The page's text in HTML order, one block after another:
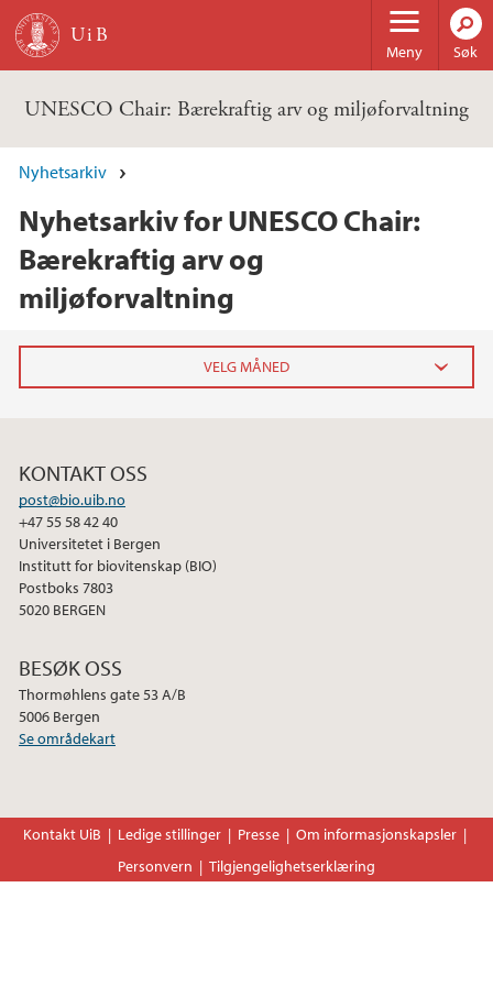
Hopp til hovedinnhold
Meny Søk
UNESCO Chair: Bærekraftig arv og miljøforvaltning
Nyhetsarkiv
Nyhetsarkiv for UNESCO Chair:
Bærekraftig arv og
miljøforvaltning
KONTAKT OSS
post@bio.uib.no
+47 55 58 42 40
Universitetet i Bergen
Institutt for biovitenskap (BIO)
Postboks 7803
5020 BERGEN
BESØK OSS
Thormøhlens gate 53 A/B
5006 Bergen
Se områdekart
Kontakt UiB Ledige stillinger Presse
Om informasjonskapsler
Personvern
Tilgjengelighetserklæring